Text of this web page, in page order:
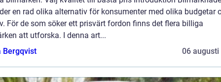
en rad olika alternativ för konsumenter med olika budgetar
För de som söker ett prisvärt fordon finns det flera billiga
att utforska. I denna art...
Bergqvist
06 augusti